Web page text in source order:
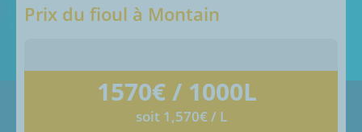
Prix du fioul à Montain
1570€ / 1000L
soit 1,570€ / L